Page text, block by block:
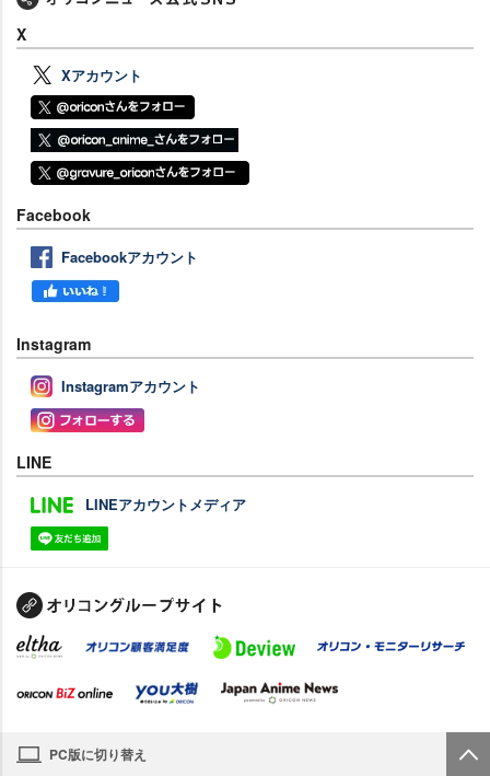
X
Xアカウント
Facebook
Facebookアカウント
Instagram
Instagramアカウント
LINE
LINEアカウントメディア
PC版に切り替え